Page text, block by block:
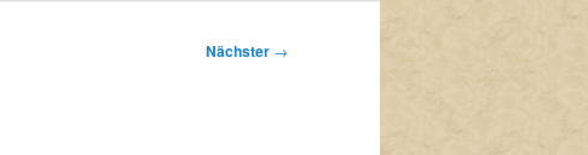
Nächster →